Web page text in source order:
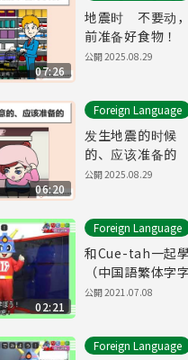
07:26
地震时 不要动
前准备好食物！
公開2025.08.29
06:20
Foreign Language
发生地震的时候
的、应该准备的
公開2025.08.29
02:21
Foreign Language
和Cue-tah一起
（中国語繁体字
公開2021.07.08
Foreign Language